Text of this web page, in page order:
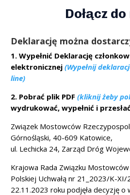
Dołącz
Deklarację można
1. Wypełnić Deklarację
elektronicznej(Wypełnij
line)
2. Pobrać plik PDF (kliknij żeby
wydrukować, wypełnić i
Związek Mostowców
Górnośląski, 40-609 Katowice,
ul. Lechicka 24, Zarząd Dróg
Krajowa Rada Związku
Polskiej Uchwałą nr 21_2023/K-
22.11.2023 roku podjęła decyzję